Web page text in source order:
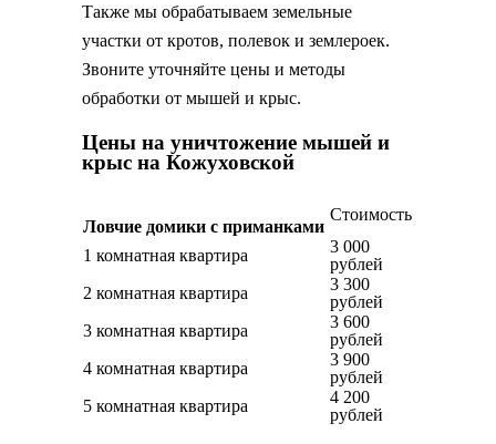
Также мы обрабатываем земельные
участки от кротов, полевок и землероек.
Звоните уточняйте цены и методы
обработки от мышей и крыс.
Цены на уничтожение мышей и
крыс на Кожуховской
Ловчие домики с приманками
Стоимость
1 комнатная квартира
3 000
рублей
2 комнатная квартира
3 300
рублей
3 комнатная квартира
3 600
рублей
4 комнатная квартира
3 900
рублей
5 комнатная квартира
4 200
рублей